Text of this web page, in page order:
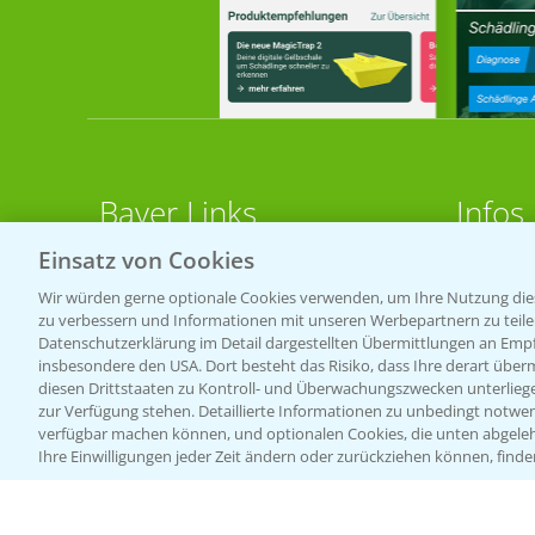
Bayer Links
Bayer Global
Bayer CropScience World
Bayer Karriere
Bayer CropScience Austria
Bayer CropScience Schweiz
Presse
Infos
Apps
Einsatz von Cookies
Wir würden gerne optionale Cookies verwenden, um Ihre Nutzung
zu verbessern und Informationen mit unseren Werbepartnern zu
Datenschutzerklärung im Detail dargestellten Übermittlungen an
insbesondere den USA. Dort besteht das Risiko, dass Ihre derart
diesen Drittstaaten zu Kontroll- und Überwachungszwecken
zur Verfügung stehen. Detaillierte Informationen zu unbedingt
verfügbar machen können, und optionalen Cookies, die unten
Ihre Einwilligungen jeder Zeit ändern oder zurückziehen können,